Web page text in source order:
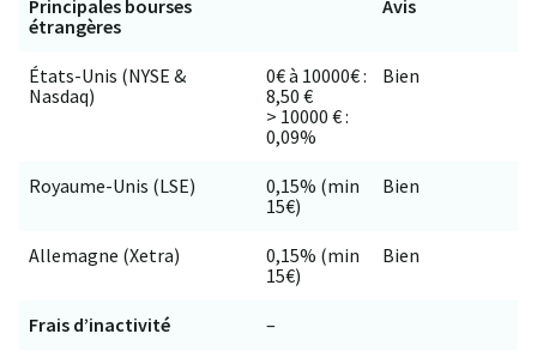
Principales bourses
étrangères
Avis
États-Unis (NYSE &
Nasdaq)
0€ à 10000€ :
8,50 €
> 10000 € :
0,09%
Bien
Royaume-Unis (LSE)
0,15% (min
15€)
Bien
Allemagne (Xetra)
0,15% (min
15€)
Bien
Frais d’inactivité –